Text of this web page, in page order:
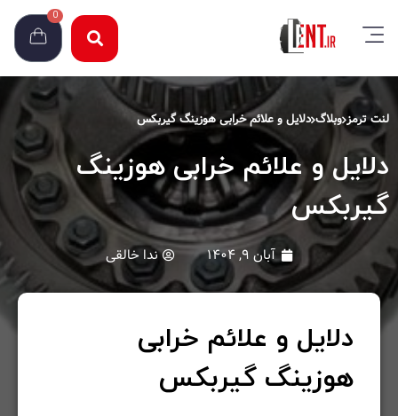
0
لنت ترمز وبلاگ دلایل و علائم خرابی هوزینگ گیربکس
دلایل و علائم خرابی هوزینگ
گیربکس
آبان ۹, ۱۴۰۴ ندا خالقی
دلایل و علائم خرابی
هوزینگ گیربکس